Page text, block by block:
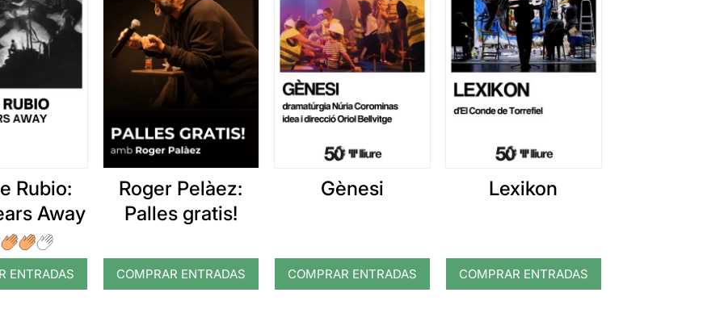
Rubio:
Away
ENTRADAS
Roger Pelàez:
Palles gratis!
COMPRAR ENTRADAS
Gènesi
COMPRAR ENTRADAS
Lexikon
COMPRAR ENTRADAS